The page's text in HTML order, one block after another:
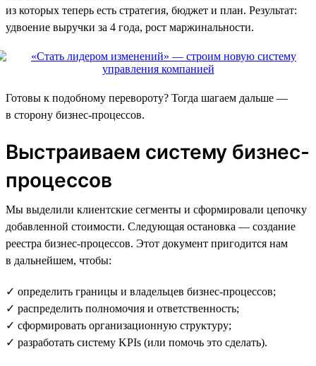
из которых теперь есть стратегия, бюджет и план. Результат:
удвоение выручки за 4 года, рост маржинальности.
Готовы к подобному перевороту? Тогда шагаем дальше —
в сторону бизнес-процессов.
Выстраиваем систему бизнес-
процессов
Мы выделили клиентские сегменты и сформировали цепочку
добавленной стоимости. Следующая остановка — создание
реестра бизнес-процессов. Этот документ пригодится нам
в дальнейшем, чтобы:
✓ определить границы и владельцев бизнес-процессов;
✓ распределить полномочия и ответственность;
✓ сформировать организационную структуру;
✓ разработать систему KPIs (или помочь это сделать).